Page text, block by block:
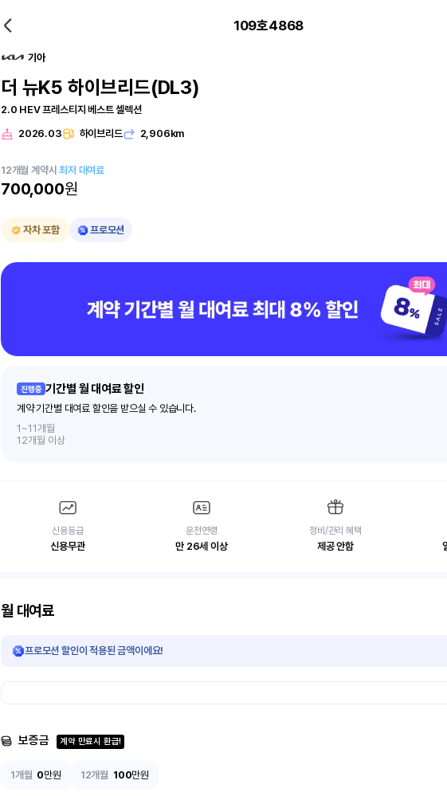
109호4868
기아
더 뉴K5 하이브리드(DL3)
2.0 HEV 프레스티지 베스트 셀렉션
2026.03
하이브리드 2,906km
12개월 계약시최저 대여료
700,000원
자차 포함 프로모션
진행중 기간별 월 대여료 할인
계약 기간별 대여료 할인을 받으실 수 있습니다.
1~11개월
12개월 이상
신용등급
신용무관
운전연령
만 26세 이상
정비/관리 혜택
제공 안함
월 대여료
프로모션 할인이 적용된 금액이에요!
보증금 계약 만료시 환급!
1개월 0만원 12개월 100만원